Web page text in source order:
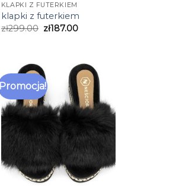
KLAPKI Z FUTERKIEM
klapki z futerkiem
zł299.00 zł187.00
Promocja!